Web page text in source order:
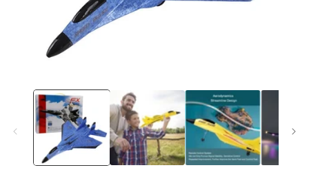
openen
modaal